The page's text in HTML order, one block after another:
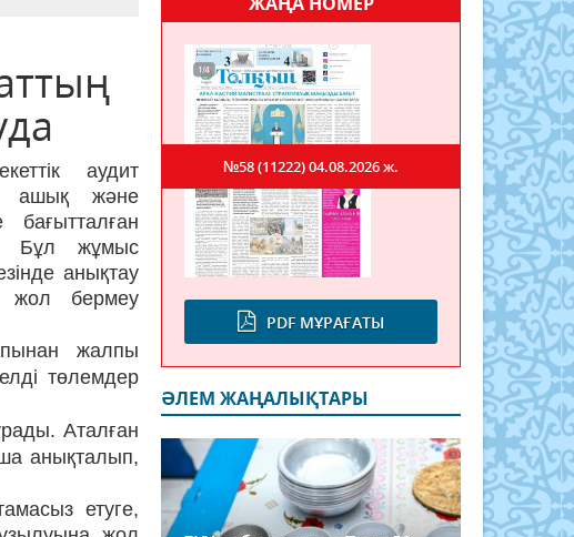
аудит
ашық және
Бұл жұмыс
анықтау
жол бермеу
жалпы
төлемдер
Аталған
анықталып,
етуге,
PDF МҰРАҒАТЫ
№58 (11222)04.08.2026 ж.
ӘЛЕМ ЖАҢАЛЫҚТАРЫ